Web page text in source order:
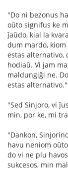
"Do ni bezonus
oŭto signifus ke
ĵaŭdo, kial la
dum mardo, kiom
estas alternativo,
hodiaŭ. Vi jam
maldungiĝi ne.
estas alternativo."
"Sed Sinjoro, vi
min, por ke, mi
"Dankon,
havu neniom
do vi ne plu
sukcesos, min